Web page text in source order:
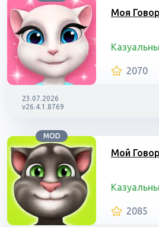
Моя
2070
23.07.2026
v26.4.1.8769
MOD
Мой
2085